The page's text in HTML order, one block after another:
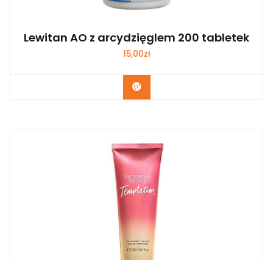
Lewitan AO z arcydzięglem 200 tabletek
15,00zł
Zobacz